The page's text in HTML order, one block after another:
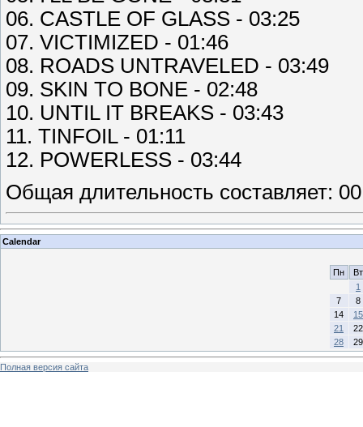
06. CASTLE OF GLASS - 03:25
07. VICTIMIZED - 01:46
08. ROADS UNTRAVELED - 03:49
09. SKIN TO BONE - 02:48
10. UNTIL IT BREAKS - 03:43
11. TINFOIL - 01:11
12. POWERLESS - 03:44
Общая длительность составляет:
Calendar
Пн
Вт
1
7
8
14
15
21
22
28
29
Полная версия сайта